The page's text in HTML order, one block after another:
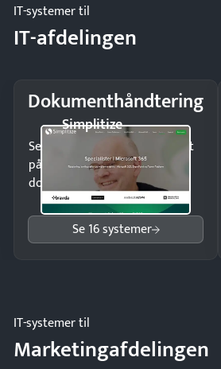
IT-systemer til
IT-afdelingen
Dokumenthåndtering
Simplitize
Send kontrakter til underskrift
på minutter og mist ingen
dokumenter.
Se 16 systemer
IT-systemer til
Marketingafdelingen